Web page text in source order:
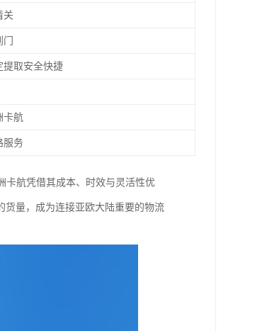
关
提取安全快捷
卡航
服务
卡航凭借其成本、时效与灵活性优
货量，成为连接亚欧大陆重要的物流